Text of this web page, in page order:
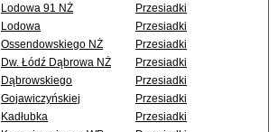
Lodowa 91 NŻ
Przesiadki
Lodowa
Przesiadki
Ossendowskiego NŻ
Przesiadki
Dw. Łódź Dąbrowa NŻ
Przesiadki
Dąbrowskiego
Przesiadki
Gojawiczyńskiej
Przesiadki
Kadłubka
Przesiadki